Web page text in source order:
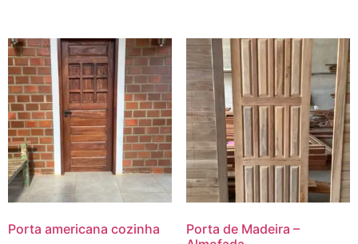
Porta americana cozinha
Porta de Madeira –